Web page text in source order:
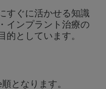
すぐに活かせる知識
インプラント治療の
としています。
となります。